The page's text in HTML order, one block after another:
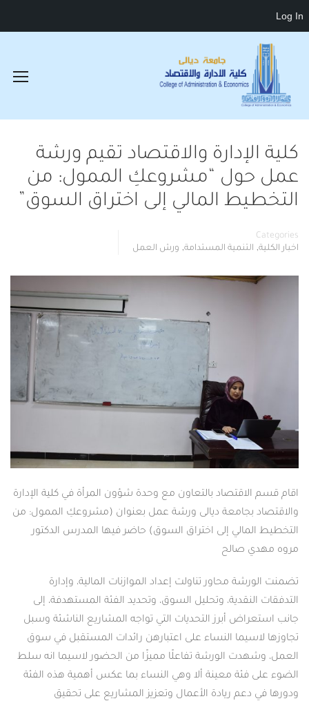
Log In
كلية الإدارة والاقتصاد تقيم ورشة
عمل حول “مشروعكِ الممول: من
التخطيط المالي إلى اختراق السوق”
Categories
اخبار الكلية, التنمية المستدامة, ورش العمل
اقام قسم الاقتصاد بالتعاون مع وحدة شؤون المرأة في كلية الإدارة
والاقتصاد بجامعة ديالى ورشة عمل بعنوان (مشروعكِ الممول: من
التخطيط المالي إلى اختراق السوق) حاضر فيها المدرس الدكتور
مروه مهدي صالح
تضمنت الورشة محاور تناولت إعداد الموازنات المالية، وإدارة
التدفقات النقدية، وتحليل السوق، وتحديد الفئة المستهدفة، إلى
جانب استعراض أبرز التحديات التي تواجه المشاريع الناشئة وسبل
تجاوزها لاسيما النساء على اعتبارهن رائدات المستقبل في سوق
العمل، وشهدت الورشة تفاعلًا مميزًا من الحضور لاسيما انه سلط
الضوء على فئة معينة ألا وهي النساء بما عكس أهمية هذه الفئة
ودورها في دعم ريادة الأعمال وتعزيز المشاريع على تحقيق